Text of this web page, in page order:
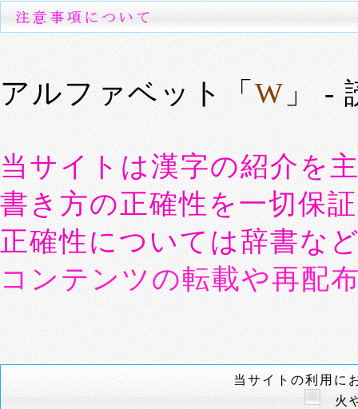
アルファベット「 W 」 -
当サイトは漢字の紹介を
書き方の正確性を一切保
正確性については辞書な
コンテンツの転載や再配
当サイトの利用に
火